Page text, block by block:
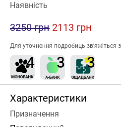
Наявність
3250 грн 2113 грн
Для уточнення подробиць зв’яжіться
Характеристики
Призначення